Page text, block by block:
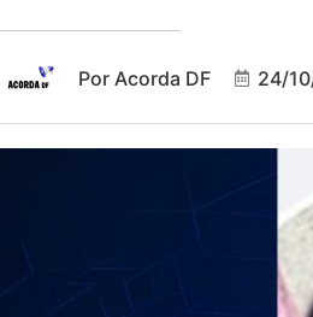
Por Acorda DF 24/